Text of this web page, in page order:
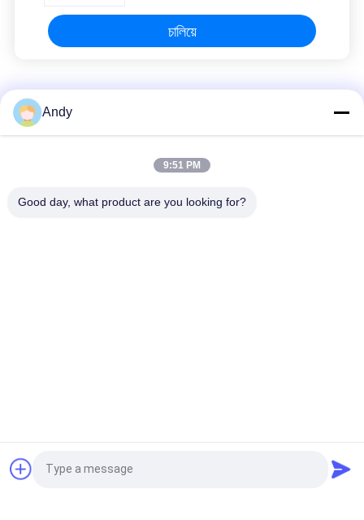
চালিয়ে
গুঁড়ো সিভিং মেশিন
নাইলন স্ক্রিন সহ উচ্চ ফ্রিকোয়েন্সি পাউডার সিভিং মেশিন গ্রেডিং সরঞ্জাম
উচ্চ ক্ষমতা পাউডার বিচ্ছেদ 1-5 স্তর সঙ্গে পাউডার সিফটার মেশিন
স্টেইনলেস স্টীল পাউডার স্ক্রিনিং মেশিন আপনার স্ক্রিনিং চাহিদা জন্য কাস্টমাইজড
গুঁড়ো সিভিং মেশিন
Andy
9:51 PM
Good day, what product are you looking for?